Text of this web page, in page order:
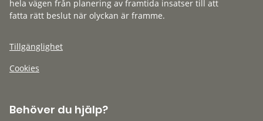
hela vägen från planering av framtida insatser till att
fatta rätt beslut när olyckan är framme.
Tillgänglighet
Cookies
Behöver du hjälp?